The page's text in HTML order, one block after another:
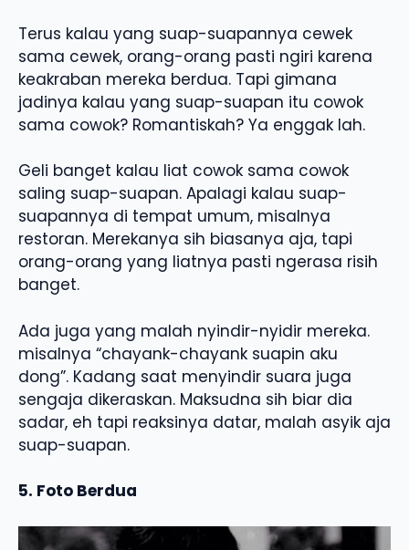
Terus kalau yang suap-suapannya cewek
sama cewek, orang-orang pasti ngiri karena
keakraban mereka berdua. Tapi gimana
jadinya kalau yang suap-suapan itu cowok
sama cowok? Romantiskah? Ya enggak lah.
Geli banget kalau liat cowok sama cowok
saling suap-suapan. Apalagi kalau suap-
suapannya di tempat umum, misalnya
restoran. Merekanya sih biasanya aja, tapi
orang-orang yang liatnya pasti ngerasa risih
banget.
Ada juga yang malah nyindir-nyidir mereka.
misalnya “chayank-chayank suapin aku
dong”. Kadang saat menyindir suara juga
sengaja dikeraskan. Maksudna sih biar dia
sadar, eh tapi reaksinya datar, malah asyik aja
suap-suapan.
5. Foto Berdua